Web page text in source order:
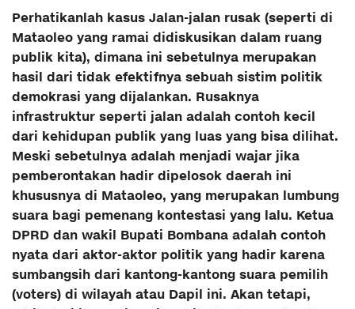
Perhatikanlah kasus Jalan-jalan rusak (seperti di
Mataoleo yang ramai didiskusikan dalam ruang
publik kita), dimana ini sebetulnya merupakan
hasil dari tidak efektifnya sebuah sistim politik
demokrasi yang dijalankan. Rusaknya
infrastruktur seperti jalan adalah contoh kecil
dari kehidupan publik yang luas yang bisa dilihat.
Meski sebetulnya adalah menjadi wajar jika
pemberontakan hadir dipelosok daerah ini
khususnya di Mataoleo, yang merupakan lumbung
suara bagi pemenang kontestasi yang lalu. Ketua
DPRD dan wakil Bupati Bombana adalah contoh
nyata dari aktor-aktor politik yang hadir karena
sumbangsih dari kantong-kantong suara pemilih
(voters) di wilayah atau Dapil ini. Akan tetapi,